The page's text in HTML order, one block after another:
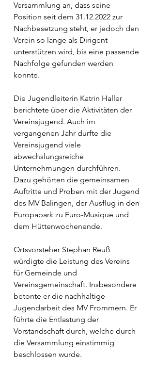
Versammlung an, dass seine
Position seit dem 31.12.2022 zur
Nachbesetzung steht, er jedoch den
Verein so lange als Dirigent
unterstützen wird, bis eine passende
Nachfolge gefunden werden
konnte.
Die Jugendleiterin Katrin Haller
berichtete über die Aktivitäten der
Vereinsjugend. Auch im
vergangenen Jahr durfte die
Vereinsjugend viele
abwechslungsreiche
Unternehmungen durchführen.
Dazu gehörten die gemeinsamen
Auftritte und Proben mit der Jugend
des MV Balingen, der Ausflug in den
Europapark zu Euro-Musique und
dem Hüttenwochenende.
Ortsvorsteher Stephan Reuß
würdigte die Leistung des Vereins
für Gemeinde und
Vereinsgemeinschaft. Insbesondere
betonte er die nachhaltige
Jugendarbeit des MV Frommern. Er
führte die Entlastung der
Vorstandschaft durch, welche durch
die Versammlung einstimmig
beschlossen wurde.